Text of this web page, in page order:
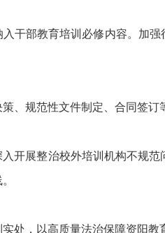
部教育培训必修内容。加强
规范性文件制定、合同签订
开展整治校外培训机构不规
，以高质量法治保障资阳教